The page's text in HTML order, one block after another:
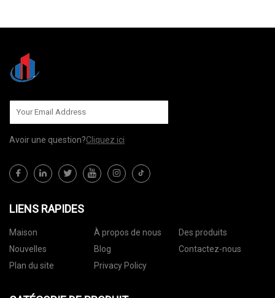
Avoir une question?Cliquez ici
LIENS RAPIDES
Maison À propos de nous
Des produits
Nouvelles
Blog
Contactez-nous
Plan du site
Privacy Policy